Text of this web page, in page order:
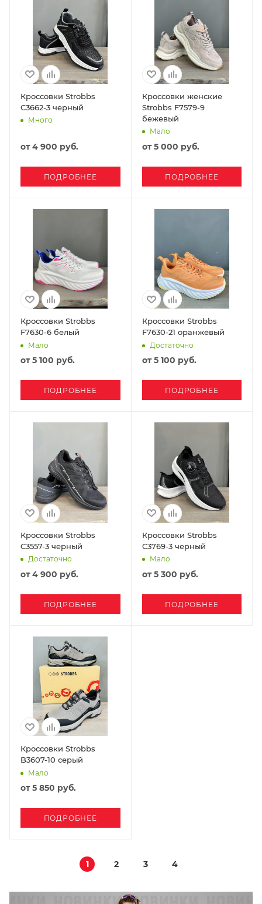
Кроссовки Strobbs
C3662-3 черный
Много
от4 900 руб.
ПОДРОБНЕЕ
Кроссовки женские
Strobbs F7579-9
бежевый
Мало
от5 000 руб.
ПОДРОБНЕЕ
Кроссовки Strobbs
F7630-6 белый
Мало
от5 100 руб.
ПОДРОБНЕЕ
Кроссовки Strobbs
F7630-21 оранжевый
Достаточно
от5 100 руб.
ПОДРОБНЕЕ
Кроссовки Strobbs
C3557-3 черный
Достаточно
от4 900 руб.
ПОДРОБНЕЕ
Кроссовки Strobbs
C3769-3 черный
Мало
от5 300 руб.
ПОДРОБНЕЕ
Кроссовки Strobbs
B3607-10 серый
Мало
от5 850 руб.
ПОДРОБНЕЕ
1 2 3 4